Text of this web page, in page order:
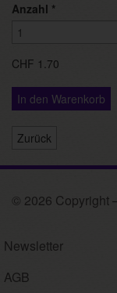
Anzahl *
CHF 1.70
In den Warenkorb
Zurück
© 2026 Copyright
Newsletter
AGB